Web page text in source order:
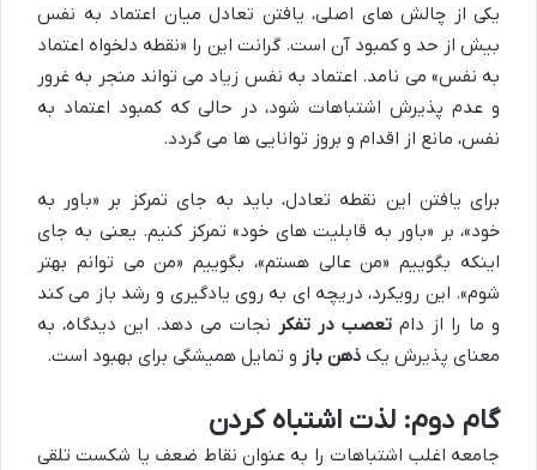
یکی از چالش های اصلی، یافتن تعادل میان اعتماد به نفس
بیش از حد و کمبود آن است. گرانت این را «نقطه دلخواه اعتماد
به نفس» می نامد. اعتماد به نفس زیاد می تواند منجر به غرور
و عدم پذیرش اشتباهات شود، در حالی که کمبود اعتماد به
نفس، مانع از اقدام و بروز توانایی ها می گردد.
برای یافتن این نقطه تعادل، باید به جای تمرکز بر «باور به
خود»، بر «باور به قابلیت های خود» تمرکز کنیم. یعنی به جای
اینکه بگوییم «من عالی هستم»، بگوییم «من می توانم بهتر
شوم». این رویکرد، دریچه ای به روی یادگیری و رشد باز می کند
و ما را از دام تعصب در تفکر نجات می دهد. این دیدگاه، به
معنای پذیرش یک ذهن باز و تمایل همیشگی برای بهبود است.
گام دوم: لذت اشتباه کردن
جامعه اغلب اشتباهات را به عنوان نقاط ضعف یا شکست تلقی